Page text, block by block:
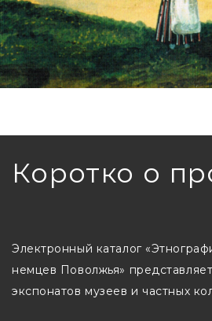
Коротко о
Электронный каталог
немцев Поволжья»
экспонатов музеев и частных